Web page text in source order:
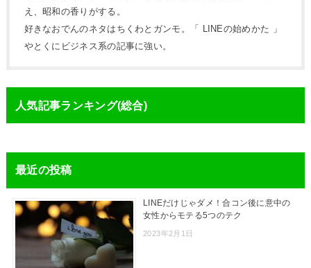
え、昭和の香りがする。
好きなおでんのネタはちくわとガンモ。「 LINEの始めかた 」
やとくにビジネス系の記事に強い。
人気記事ランキング(総合)
最近の投稿
LINEだけじゃダメ！合コン後に意中の
女性からモテる5つのテク
2023年2月1日